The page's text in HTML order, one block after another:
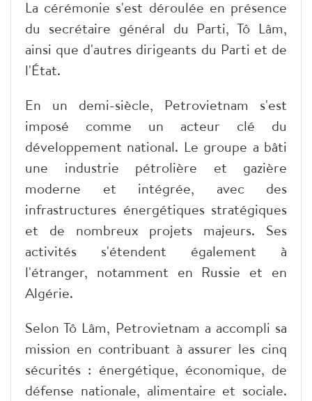
La cérémonie s'est déroulée en présence
du secrétaire général du Parti, Tô Lâm,
ainsi que d'autres dirigeants du Parti et de
l'État.
En un demi-siècle, Petrovietnam s'est
imposé comme un acteur clé du
développement national. Le groupe a bâti
une industrie pétrolière et gazière
moderne et intégrée, avec des
infrastructures énergétiques stratégiques
et de nombreux projets majeurs. Ses
activités s'étendent également à
l'étranger, notamment en Russie et en
Algérie.
Selon Tô Lâm, Petrovietnam a accompli sa
mission en contribuant à assurer les cinq
sécurités : énergétique, économique, de
défense nationale, alimentaire et sociale.